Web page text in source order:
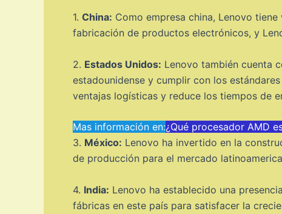
1. China: Como empresa china, Lenovo
fabricación de productos electrónicos, y
2. Estados Unidos: Lenovo también cuenta
estadounidense y cumplir con los
ventajas logísticas y reduce los tiempos de
Mas información en:¿Qué procesador AMD
3. México: Lenovo ha invertido en la
de producción para el mercado
4. India: Lenovo ha establecido una
fábricas en este país para satisfacer la